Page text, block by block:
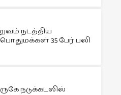
நடத்திய
35 பேர் பலி
நடுக்கடலில்